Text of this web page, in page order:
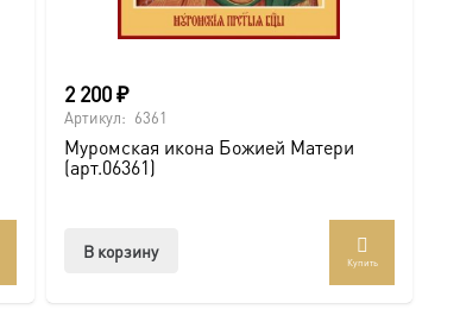
2 200₽
Артикул: 6361
Муромская икона Божией Матери
(арт.06361)
В корзину
Купить